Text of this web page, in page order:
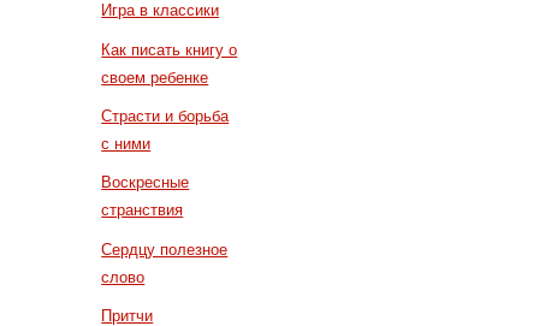
Игра в классики
Как писать книгу о
своем ребенке
Страсти и борьба
с ними
Воскресные
странствия
Сердцу полезное
слово
Притчи